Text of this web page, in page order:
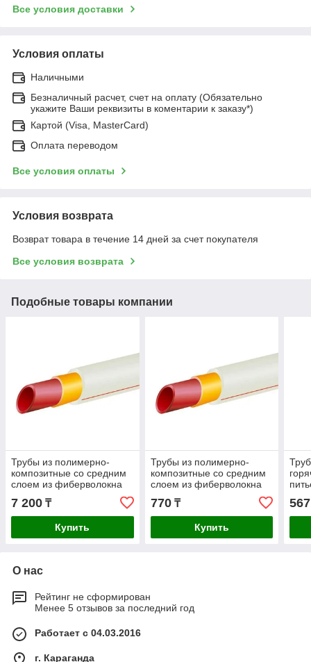
Все условия доставки
Условия оплаты
Наличными
Безналичный расчет, счет на оплату (Обязательно
укажите Ваши реквизиты в коментарии к заказу*)
Картой (Visa, MasterCard)
Оплата переводом
Все условия оплаты
Условия возврата
Возврат товара в течение 14 дней за счет покупателя
Все условия возврата
Подобные товары компании
Трубы из полимерно-
композитные со средним
слоем из фиберволокна
для подачи горячей и
холодной воды
7 200 ₸
Купить
Трубы из полимерно-
композитные со средним
слоем из фиберволокна
для подачи горячей и
холодной воды
770₸
Купить
567
О нас
Рейтинг не сформирован
Менее 5 отзывов за последний год
Работает с 04.03.2016
г. Караганда